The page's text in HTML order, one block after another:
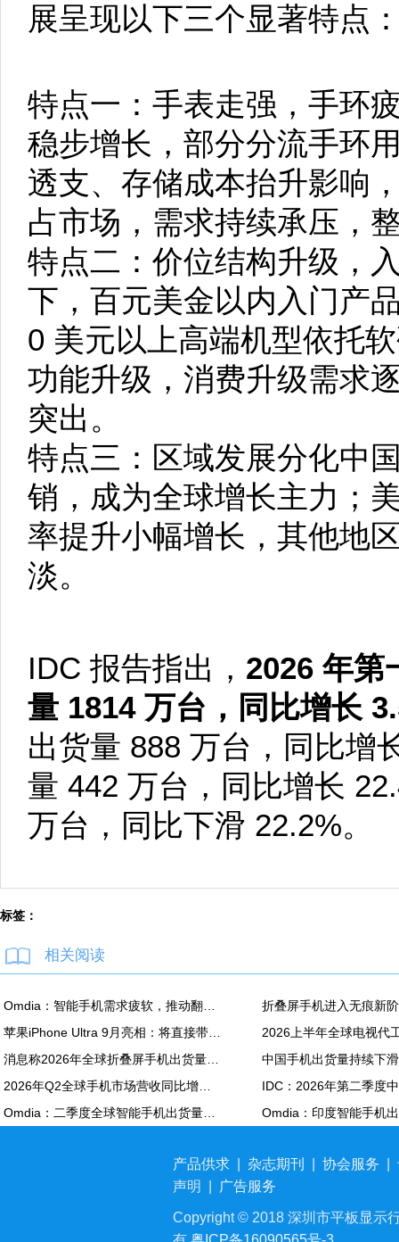
展呈现以下三个显著特点
特点一：手表走强，手环
稳步增长，部分分流手环
透支、存储成本抬升影响
占市场，需求持续承压，
特点二：价位结构升级，
下，百元美金以内入门产
0 美元以上高端机型依托
功能升级，消费升级需求
突出。
特点三：区域发展分化中
销，成为全球增长主力；
率提升小幅增长，其他地
淡。
IDC 报告指出， 2026 年第
量 1814 万台，同比增长
出货量 888 万台，同比增
量 442 万台，同比增长
万台，同比下滑 22.2%。
标签：
相关阅读
产品供求 杂志期刊 协会服务
声明
广告服务
Copyright © 2018 深圳市平板显示